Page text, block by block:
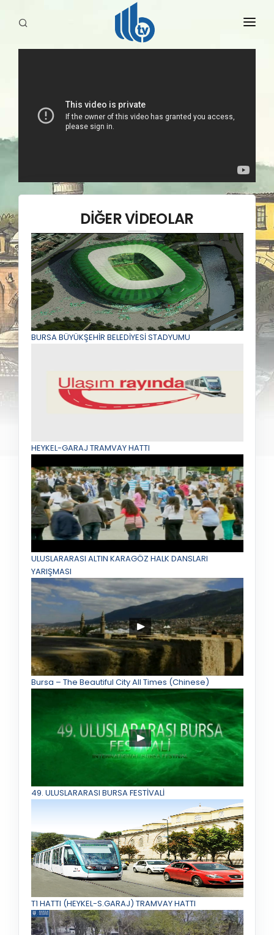
YAYINLARIMIZ
DİĞER VİDEOLAR
BURSA BÜYÜKŞEHİR BELEDİYESİ STADYUMU
HEYKEL-GARAJ TRAMVAY HATTI
ULUSLARARASI ALTIN KARAGÖZ HALK DANSLARI
YARIŞMASI
Bursa – The Beautiful City All Times (Chinese)
49. ULUSLARARASI BURSA FESTİVALİ
T1 HATTI (HEYKEL-S.GARAJ) TRAMVAY HATTI